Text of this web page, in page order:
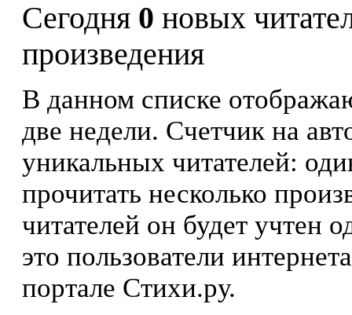
Сегодня 0 новых
произведения
В данном списке
две недели. Счетчик на
уникальных читателей:
прочитать несколько
читателей он будет учтен
это пользователи
портале Стихи.ру.